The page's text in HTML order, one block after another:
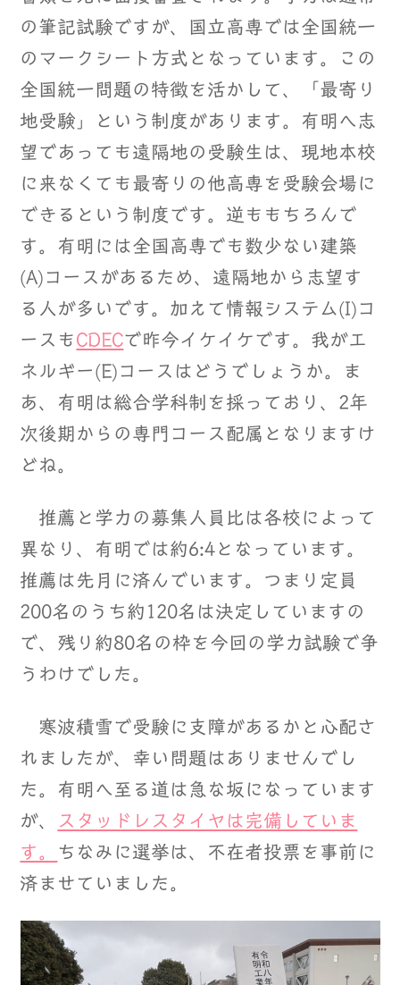
の筆記試験ですが、国立高専では全国統一
のマークシート方式となっています。この
全国統一問題の特徴を活かして、「最寄り
地受験」という制度があります。有明へ志
望であっても遠隔地の受験生は、現地本校
に来なくても最寄りの他高専を受験会場に
できるという制度です。逆ももちろんで
す。有明には全国高専でも数少ない建築
(A)コースがあるため、遠隔地から志望す
る人が多いです。加えて情報システム(I)コ
ースも CDECで昨今イケイケです。我がエ
ネルギー(E)コースはどうでしょうか。ま
あ、有明は総合学科制を採っており、2年
次後期からの専門コース配属となりますけ
どね。
推薦と学力の募集人員比は各校によって
異なり、有明では約6:4となっています。
推薦は先月に済んでいます。つまり定員
200名のうち約120名は決定していますの
で、残り約80名の枠を今回の学力試験で争
うわけでした。
寒波積雪で受験に支障があるかと心配さ
れましたが、幸い問題はありませんでし
た。有明へ至る道は急な坂になっています
が、
スタッドレスタイヤは完備していま
す。 ちなみに選挙は、不在者投票を事前に
済ませていました。